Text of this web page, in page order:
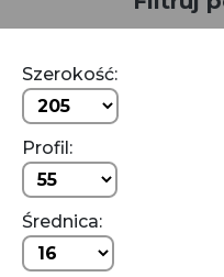
Szerokość:
Profil:
Średnica: